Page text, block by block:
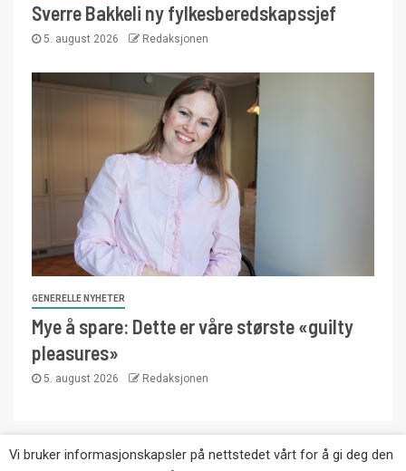
Sverre Bakkeli ny fylkesberedskapssjef
5. august 2026 Redaksjonen
GENERELLE NYHETER
Mye å spare: Dette er våre største «guilty
pleasures»
5. august 2026 Redaksjonen
Copyright © Eikernytt.no utgis av Roy’s
Vi bruker informasjonskapsler på nettstedet vårt for å gi deg den